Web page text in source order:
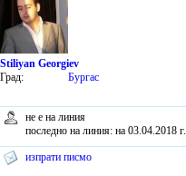
Stiliyan Georgiev
Град:
Бургас
не е на линия
последно на линия: на 03.04.2018 г.
изпрати писмо